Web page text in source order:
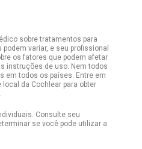
sobre tratamentos para
variar, e seu profissional
os fatores que podem afetar
instruções de uso. Nem todos
em todos os países. Entre em
da Cochlear para obter
Consulte seu
se você pode utilizar a